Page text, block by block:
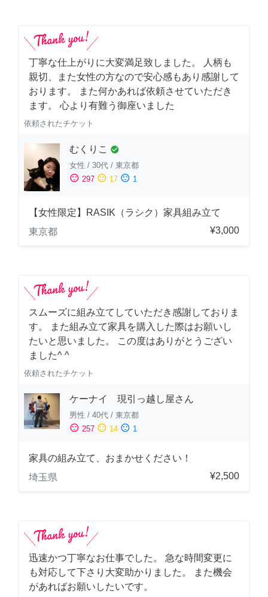
丁寧な仕上がりに大変満足致しました。 人柄も
親切、また女性の方なので安心感もあり感謝して
おります。 また何かあれば依頼させていただき
ます。 心より有難う御座いました
依頼されたチケット
むくりこ check_circle
女性 / 30代 / 東京都
sentiment_satisfied 297 sentiment_neutral 17 sentiment_dissatisfied 1
【女性限定】RASIK（ラシク）家具組み立て
東京都
¥3,000
スムーズに組み立てしていただき感謝しておりま
す。 また組み立て家具を購入した際はお願いし
たいと思いました。 この度はありがとうござい
ました^ ^
依頼されたチケット
ケーナイ 現引っ越し屋さん
男性 / 40代 / 東京都
sentiment_satisfied 257 sentiment_neutral 14 sentiment_dissatisfied 1
家具の組み立て、おまかせください！
埼玉県
¥2,500
迅速かつ丁寧なお仕事でした。 急な時間変更に
も対応して下さり大変助かりました。 また機会
があればお願いしたいです。